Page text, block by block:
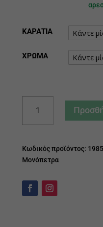
ΚΑΡΑΤΙΑ
ΧΡΩΜΑ
Μονόπετρα
ποσότητα
Κωδικός προϊόντος: 1985
Μονόπετρα